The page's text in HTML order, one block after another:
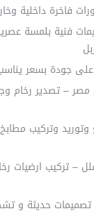
فاخرة داخلية
فنية بلمسة
جودة بسعر
– تصدير رخام
وتركيب
– تركيب ارضيات
– تصميمات حديثة و